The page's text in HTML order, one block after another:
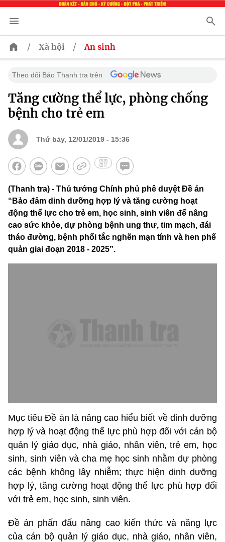
/ Xã hội / An sinh
Theo dõi Báo Thanh tra trên
Tăng cường thể lực, phòng chống
bệnh cho trẻ em
Thứ bảy, 12/01/2019 - 15:36
(Thanh tra) - Thủ tướng Chính phủ phê duyệt Đề án
“Bảo đảm dinh dưỡng hợp lý và tăng cường hoạt
động thể lực cho trẻ em, học sinh, sinh viên để nâng
cao sức khỏe, dự phòng bệnh ung thư, tim mạch, đái
tháo đường, bệnh phổi tắc nghẽn mạn tính và hen phế
quản giai đoạn 2018 - 2025”.
Mục tiêu Đề án là nâng cao hiểu biết về dinh dưỡng
hợp lý và hoạt động thể lực phù hợp đối với cán bộ
quản lý giáo dục, nhà giáo, nhân viên, trẻ em, học
sinh, sinh viên và cha mẹ học sinh nhằm dự phòng
các bệnh không lây nhiễm; thực hiện dinh dưỡng
hợp lý, tăng cường hoạt động thể lực phù hợp đối
với trẻ em, học sinh, sinh viên.
Đề án phấn đấu nâng cao kiến thức và năng lực
của cán bộ quản lý giáo dục, nhà giáo, nhân viên,